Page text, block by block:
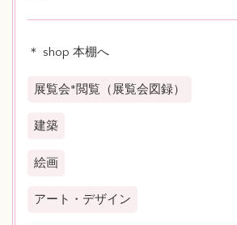
＊ shop 本棚へ
展覧会*閲覧（展覧会図録）
建築
絵画
アート・デザイン